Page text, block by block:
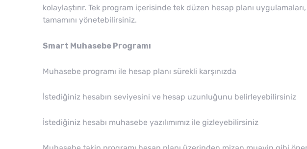
kolaylaştırır. Tek program içerisinde tek düzen hesap planı
tamamını yönetebilirsiniz.
Smart Muhasebe Programı
Muhasebe programı ile hesap planı sürekli karşınızda
İstediğiniz hesabın seviyesini ve hesap uzunluğunu belirleyebilirsiniz
İstediğiniz hesabı muhasebe yazılımımız ile gizleyebilirsiniz